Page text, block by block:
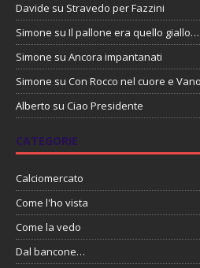
Davide su Stravedo per Fazzini
Simone su Il pallone era quello giallo…
Simone su Ancora impantanati
Simone su Con Rocco nel cuore e
Alberto su Ciao Presidente
CATEGORIE
Calciomercato
Come l'ho vista
Come la vedo
Dal bancone…